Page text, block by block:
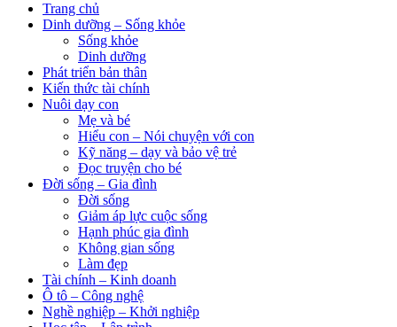
Trang chủ
Dinh dưỡng – Sống khỏe
Sống khỏe
Dinh dưỡng
Phát triển bản thân
Kiến thức tài chính
Nuôi dạy con
Mẹ và bé
Hiểu con – Nói chuyện với con
Kỹ năng – dạy và bảo vệ trẻ
Đọc truyện cho bé
Đời sống – Gia đình
Đời sống
Giảm áp lực cuộc sống
Hạnh phúc gia đình
Không gian sống
Làm đẹp
Tài chính – Kinh doanh
Ô tô – Công nghệ
Nghề nghiệp – Khởi nghiệp